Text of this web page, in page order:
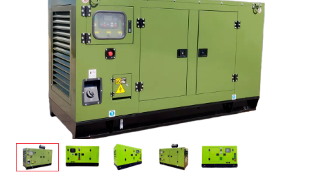
移动电站